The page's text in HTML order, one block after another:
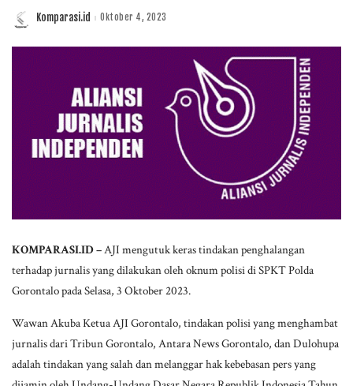
Posted
Komparasi.id Oktober 4, 2023
KOMPARASI.ID –AJI mengutuk keras tindakan penghalangan
terhadap jurnalis yang dilakukan oleh oknum polisi di SPKT Polda
Gorontalo pada Selasa, 3 Oktober 2023.
Wawan Akuba Ketua AJI Gorontalo, tindakan polisi yang menghambat
jurnalis dari Tribun Gorontalo, Antara News Gorontalo, dan Dulohupa
adalah tindakan yang salah dan melanggar hak kebebasan pers yang